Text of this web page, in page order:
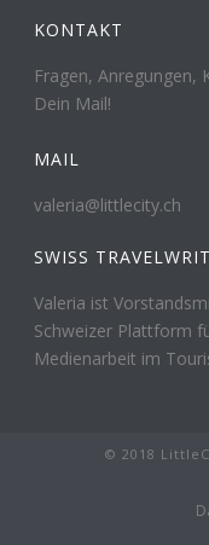
KONTAKT
Fragen, Anregungen,
Dein Mail!
MAIL
valeria@littlecity.ch
SWISS
Valeria ist
Schweizer Plattform
Medienarbeit im
© 2018